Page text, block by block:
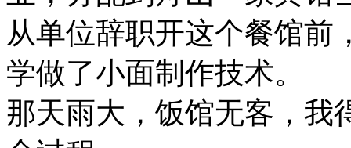
从单位辞职开这个餐馆前
学做了小面制作技术。
那天雨大，饭馆无客，我